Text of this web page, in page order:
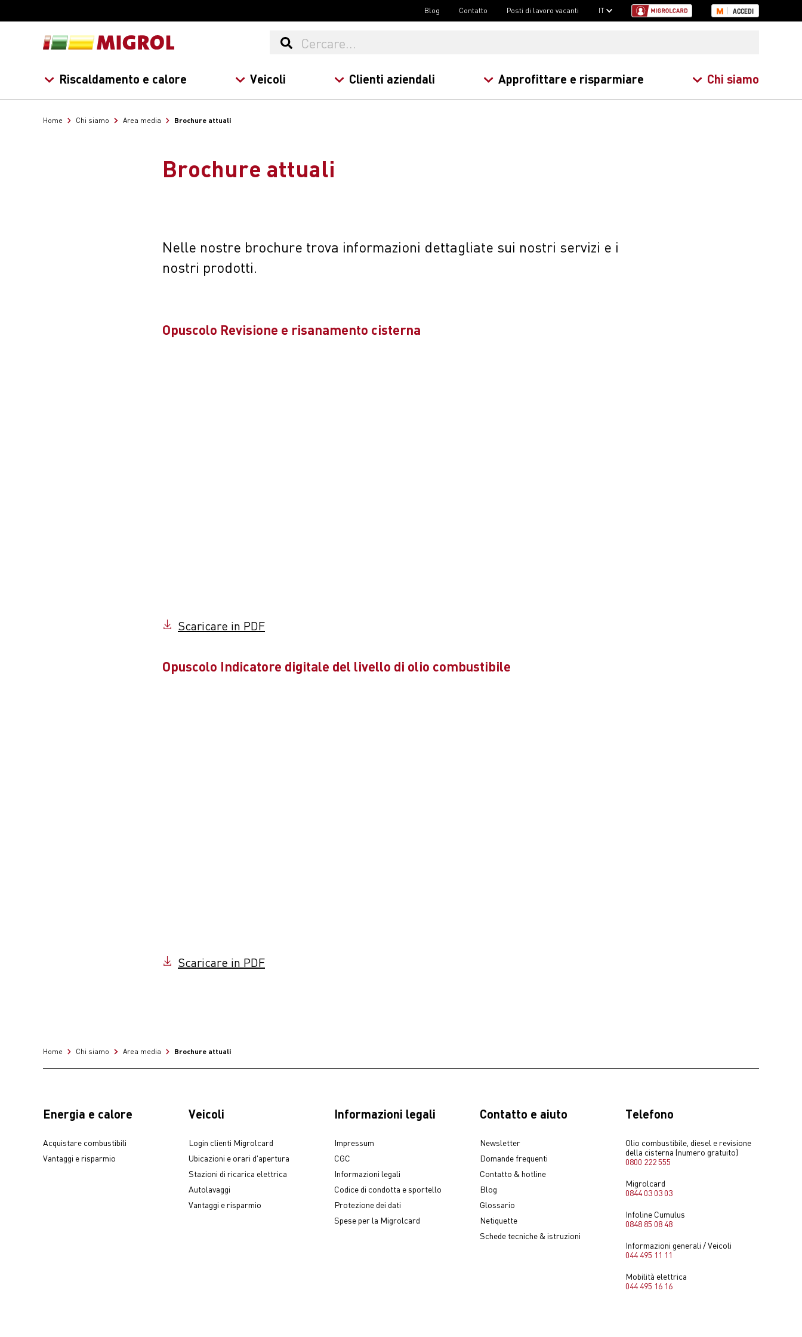
Blog Contatto Posti di lavoro vacanti IT ACCEDI
Riscaldamento e calore Veicoli Clienti aziendali Approfittare e risparmiare Chi siamo
Home Chi siamo Area media Brochure attuali
Brochure attuali
Nelle nostre brochure trova informazioni dettagliate sui nostri servizi e i
nostri prodotti.
Opuscolo Revisione e risanamento cisterna
Scaricare in PDF
Opuscolo Indicatore digitale del livello di olio combustibile
Scaricare in PDF
Home Chi siamo Area media Brochure attuali
Energia e calore
Acquistare combustibili
Vantaggi e risparmio
Veicoli
Login clienti Migrolcard
Ubicazioni e orari d'apertura
Stazioni di ricarica elettrica
Autolavaggi
Vantaggi e risparmio
Informazioni legali
Impressum
CGC
Informazioni legali
Codice di condotta e sportello
Protezione dei dati
Spese per la Migrolcard
Contatto e aiuto
Newsletter
Domande frequenti
Contatto & hotline
Blog
Glossario
Netiquette
Schede tecniche & istruzioni
Telefono
Olio combustibile, diesel e revisione
della cisterna (numero gratuito)
0800 222 555
Migrolcard
0844 03 03 03
Infoline Cumulus
0848 85 08 48
Informazioni generali / Veicoli
044 495 11 11
Mobilità elettrica
044 495 16 16